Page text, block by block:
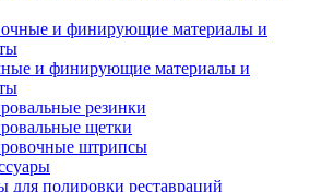
и финирующие материалы и
резинки
щетки
штрипсы
для полировки реставраций